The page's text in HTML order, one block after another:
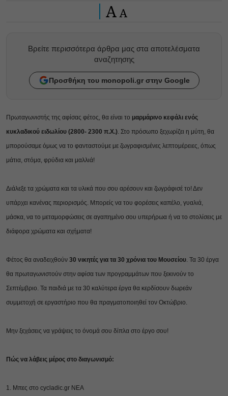
A A
Βρείτε περισσότερα άρθρα μας στα αποτελέσματα
αναζητησης
Προσθήκη του monopoli.gr στην Google
Πρωταγωνιστής της αφίσας φέτος, θα είναι το μαρμάρινο κεφάλι ενός
κυκλαδικού ειδωλίου (2800- 2300 π.Χ.). Στο πρόσωπο ξεχωρίζει η μύτη, θα
μπορούσαμε όμως να το φανταστούμε με ζωγραφισμένες λεπτομέρειες, όπως
μάτια, στόμα, φρύδια και μαλλιά!
Διάλεξε τα χρώματα και τα υλικά που σου αρέσουν και ζωγράφισέ το! Δεν
υπάρχει κανένας περιορισμός. Μπορείς να του φορέσεις καπέλο, γυαλιά,
μάσκα, να το μεταμορφώσεις σε αγαπημένο σου υπερήρωα ή να το στολίσεις με
διάφορα χρώματα και σχήματα!
Φέτος θα αναδειχθούν 30 νικητές για τα 30 χρόνια του Μουσείου. Τα 30 έργα
θα πρωταγωνιστούν στην αφίσα των προγραμμάτων που ξεκινούν το
Σεπτέμβριο. Τα παιδιά με τα 30 καλύτερα έργα θα κερδίσουν δωρεάν
συμμετοχή σε εργαστήριο που θα πραγματοποιηθεί τον Οκτώβριο.
Μην ξεχάσεις να γράψεις το όνομά σου δίπλα στο έργο σου!
Πώς να λάβεις μέρος στο διαγωνισμό:
1. Μπες στο cycladic.gr NEA